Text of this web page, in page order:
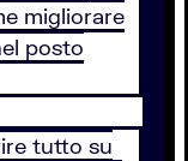
migliorare
posto
tutto su